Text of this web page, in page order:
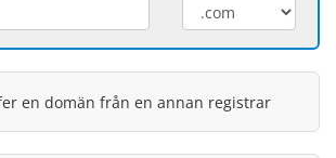
en domän från en annan registrar